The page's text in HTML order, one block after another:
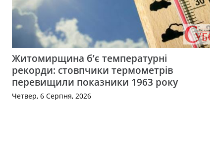
Житомирщина б’є температурні
рекорди: стовпчики термометрів
перевищили показники 1963 року
Четвер, 6 Серпня, 2026